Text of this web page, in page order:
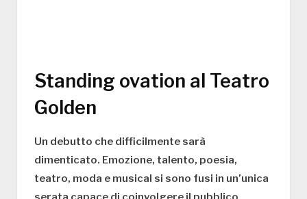
Standing ovation al Teatro
Golden
Un debutto che difficilmente sarà
dimenticato. Emozione, talento, poesia,
teatro, moda e musical si sono fusi in un’unica